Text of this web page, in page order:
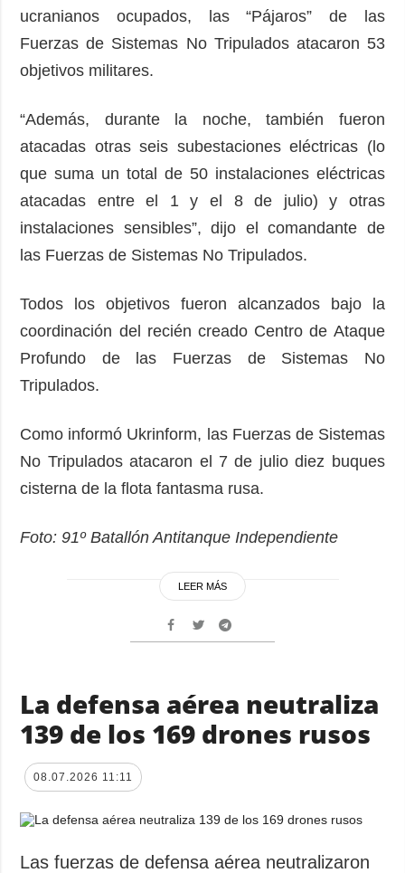
ucranianos ocupados, las “Pájaros” de las
Fuerzas de Sistemas No Tripulados atacaron 53
objetivos militares.
“Además, durante la noche, también fueron
atacadas otras seis subestaciones eléctricas (lo
que suma un total de 50 instalaciones eléctricas
atacadas entre el 1 y el 8 de julio) y otras
instalaciones sensibles”, dijo el comandante de
las Fuerzas de Sistemas No Tripulados.
Todos los objetivos fueron alcanzados bajo la
coordinación del recién creado Centro de Ataque
Profundo de las Fuerzas de Sistemas No
Tripulados.
Como informó Ukrinform, las Fuerzas de Sistemas
No Tripulados atacaron el 7 de julio diez buques
cisterna de la flota fantasma rusa.
Foto: 91º Batallón Antitanque Independiente
LEER MÁS
La defensa aérea neutraliza
139 de los 169 drones rusos
08.07.2026 11:11
Las fuerzas de defensa aérea neutralizaron